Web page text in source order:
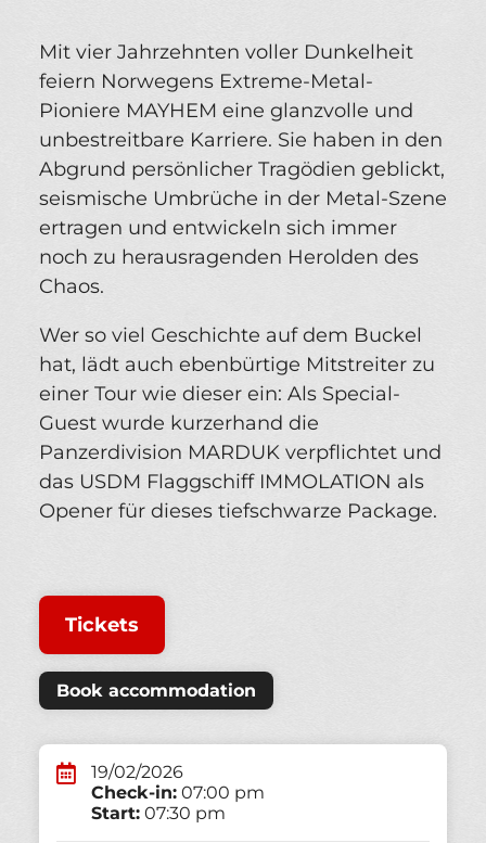
Mit vier Jahrzehnten voller Dunkelheit
feiern Norwegens Extreme-Metal-
Pioniere MAYHEM eine glanzvolle und
unbestreitbare Karriere. Sie haben in den
Abgrund persönlicher Tragödien geblickt,
seismische Umbrüche in der Metal-Szene
ertragen und entwickeln sich immer
noch zu herausragenden Herolden des
Chaos.
Wer so viel Geschichte auf dem Buckel
hat, lädt auch ebenbürtige Mitstreiter zu
einer Tour wie dieser ein: Als Special-
Guest wurde kurzerhand die
Panzerdivision MARDUK verpflichtet und
das USDM Flaggschiff IMMOLATION als
Opener für dieses tiefschwarze Package.
Tickets
Book accommodation
19/02/2026
Check-in: 07:00 pm
Start: 07:30 pm